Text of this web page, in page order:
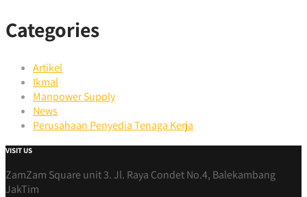
Categories
Artikel
Ikmal
Manpower Supply
News
Perusahaan Penyedia Tenaga Kerja
VISIT US
ZamZam Square unit 3. Jl. Raya Condet No.4, Balekambang
JakTim